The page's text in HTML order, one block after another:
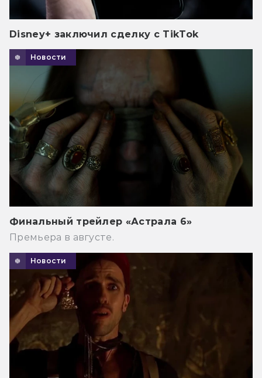
Disney+ заключил сделку с TikTok
Новости
Финальный трейлер «Астрала 6»
Премьера в августе.
Новости